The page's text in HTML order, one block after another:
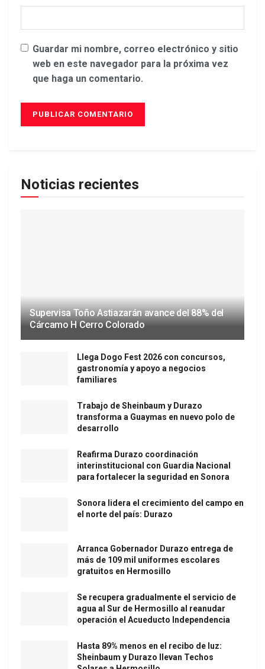
Guardar mi nombre, correo electrónico y sitio
web en este navegador para la próxima vez
que haga un comentario.
Noticias recientes
Supervisa Toño Astiazarán avance del 88% del
Cárcamo H Cerro Colorado
Llega Dogo Fest 2026 con concursos,
gastronomía y apoyo a negocios
familiares
Trabajo de Sheinbaum y Durazo
transforma a Guaymas en nuevo polo de
desarrollo
Reafirma Durazo coordinación
interinstitucional con Guardia Nacional
para fortalecer la seguridad en Sonora
Sonora lidera el crecimiento del campo en
el norte del país: Durazo
Arranca Gobernador Durazo entrega de
más de 109 mil uniformes escolares
gratuitos en Hermosillo
Se recupera gradualmente el servicio de
agua al Sur de Hermosillo al reanudar
operación el Acueducto Independencia
Hasta 89% menos en el recibo de luz:
Sheinbaum y Durazo llevan Techos